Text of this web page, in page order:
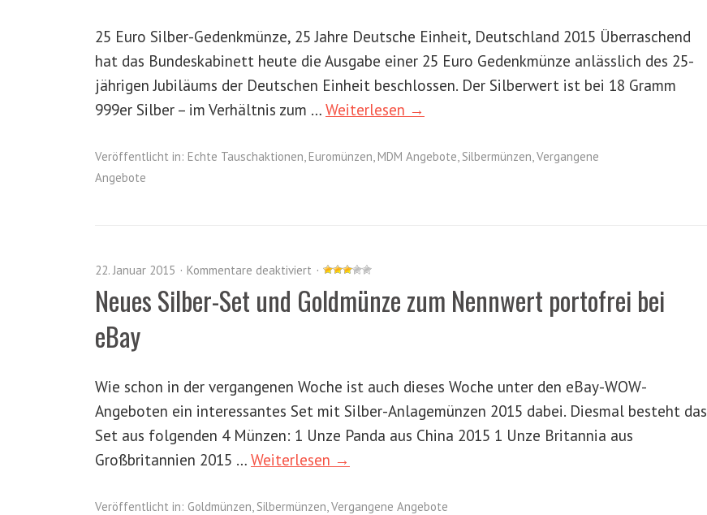
25 Euro Silber-Gedenkmünze, 25 Jahre Deutsche Einheit, Deutschland 2015 Überraschend
hat das Bundeskabinett heute die Ausgabe einer 25 Euro Gedenkmünze anlässlich des 25-
jährigen Jubiläums der Deutschen Einheit beschlossen. Der Silberwert ist bei 18 Gramm
999er Silber – im Verhältnis zum … Weiterlesen →
Veröffentlicht in: Echte Tauschaktionen, Euromünzen, MDM Angebote, Silbermünzen,Vergangene
Angebote
22. Januar 2015 Kommentare deaktiviert
Neues Silber-Set und Goldmünze zum Nennwert portofrei bei
eBay
Wie schon in der vergangenen Woche ist auch dieses Woche unter den eBay-WOW-
Angeboten ein interessantes Set mit Silber-Anlagemünzen 2015 dabei. Diesmal besteht das
Set aus folgenden 4 Münzen: 1 Unze Panda aus China 2015 1 Unze Britannia aus
Großbritannien 2015 … Weiterlesen →
Veröffentlicht in: Goldmünzen, Silbermünzen,Vergangene Angebote